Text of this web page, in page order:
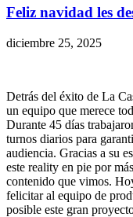
Feliz navidad les
diciembre 25, 2025
Detrás del éxito de La
un equipo que merece
Durante 45 días
turnos diarios para
audiencia. Gracias a su
este reality en pie por
contenido que vimos.
felicitar al equipo de
posible este gran